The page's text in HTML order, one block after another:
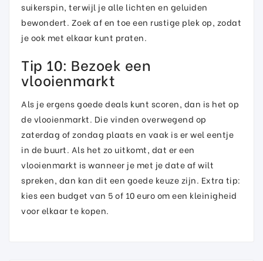
suikerspin, terwijl je alle lichten en geluiden
bewondert. Zoek af en toe een rustige plek op, zodat
je ook met elkaar kunt praten.
Tip 10: Bezoek een
vlooienmarkt
Als je ergens goede deals kunt scoren, dan is het op
de vlooienmarkt. Die vinden overwegend op
zaterdag of zondag plaats en vaak is er wel eentje
in de buurt. Als het zo uitkomt, dat er een
vlooienmarkt is wanneer je met je date af wilt
spreken, dan kan dit een goede keuze zijn. Extra tip:
kies een budget van 5 of 10 euro om een kleinigheid
voor elkaar te kopen.